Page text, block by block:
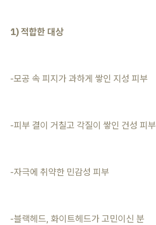
1) 적합한 대상
-모공 속 피지가 과하게 쌓인 지성 피부
-피부 결이 거칠고 각질이 쌓인 건성 피부
-자극에 취약한 민감성 피부
-블랙헤드, 화이트헤드가 고민이신 분